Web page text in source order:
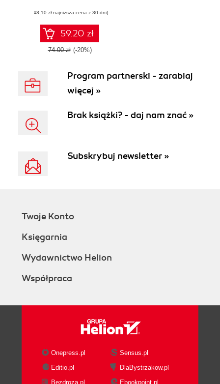
(48,10 zł najniższa cena z 30 dni)
59.20 zł
74.00 zł (-20%)
Program partnerski - zarabiaj
więcej »
Brak książki? - daj nam znać »
Subskrybuj newsletter »
Twoje Konto
Księgarnia
Wydawnictwo Helion
Współpraca
Onepress.pl
Sensus.pl
Editio.pl
DlaBystrzakow.pl
Bezdroza.pl
Ebookpoint.pl